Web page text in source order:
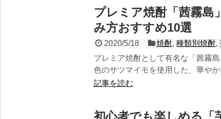
プレミア焼酎「茜霧島
み方おすすめ10選
2020/5/18 焼酎,種類別焼酎,
プレミア焼酎として有名な「茜霧
色のサツマイモを使用した、華や
記事を読む